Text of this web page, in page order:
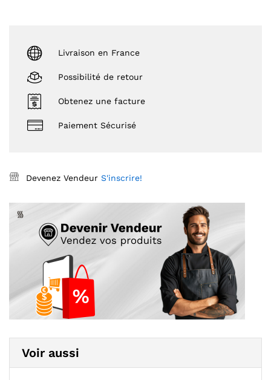
Livraison en France
Possibilité de retour
Obtenez une facture
Paiement Sécurisé
Devenez Vendeur S'inscrire!
Voir aussi